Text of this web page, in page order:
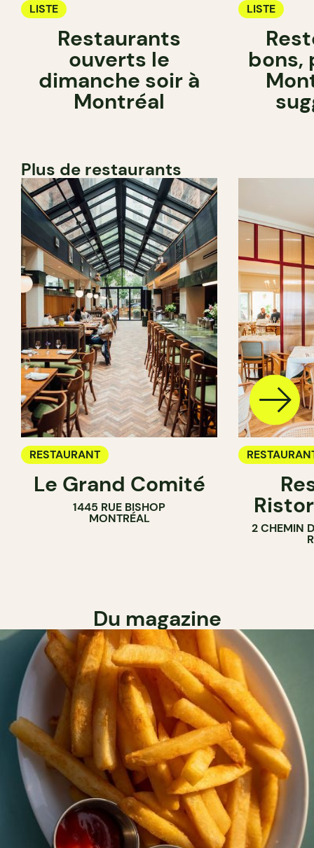
LISTE
Restaurants
ouverts le
dimanche soir à
Montréal
LISTE
bons,
Plus de restaurants
RESTAURANT
Le Grand Comité
1445 RUE BISHOP
MONTRÉAL
2 CHEMIN
Du magazine